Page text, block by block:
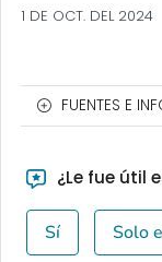
1 DE OCT. DEL 2024
FUENTES E
¿Le fue útil
Sí Solo